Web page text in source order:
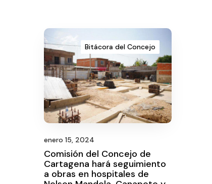
Bitácora del Concejo
enero 15, 2024
Comisión del Concejo de
Cartagena hará seguimiento
a obras en hospitales de